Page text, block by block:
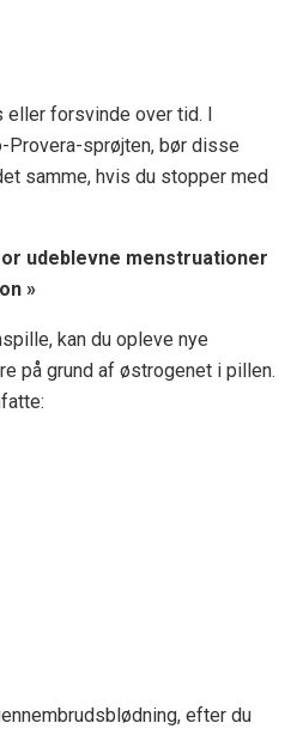
eller forsvinde over tid. I
sprøjten, bør disse
samme, hvis du stopper med
udeblevne menstruationer
»
kan du opleve nye
på grund af østrogenet i pillen.
efter du